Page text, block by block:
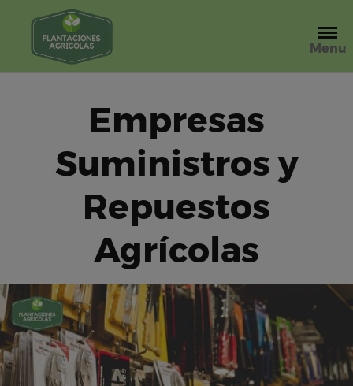
contenido
Menu
Empresas
Suministros y
Repuestos
Agrícolas